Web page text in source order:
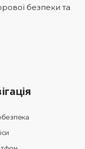
безпеки та